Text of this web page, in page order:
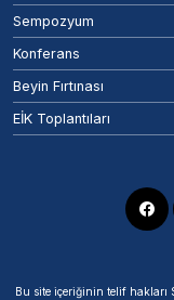
Sempozyum
Konferans
Beyin Fırtınası
EİK Toplantıları
Bu site içeriğinin telif hakları